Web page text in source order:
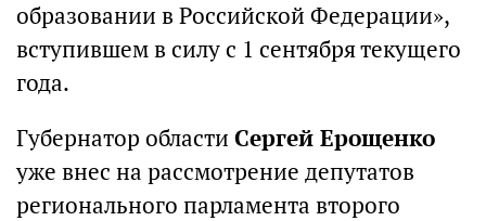
образовании в Российской Федерации»,
вступившем в силу с 1 сентября текущего
года.
Губернатор области Сергей Ерощенко
уже внес на рассмотрение депутатов
регионального парламента второго